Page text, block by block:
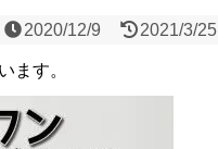
2020/12/9 2021/3/25
ます。